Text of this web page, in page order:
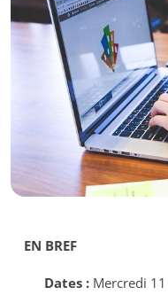
EN BREF
Dates :Mercredi